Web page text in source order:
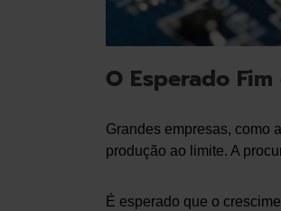
O Esperado
Grandes empresas, como a
produção ao limite. A
É esperado que o